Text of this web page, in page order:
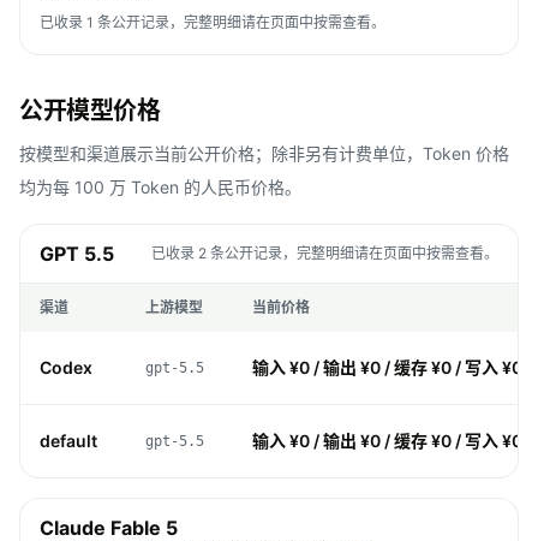
已收录 1 条公开记录，完整明细请在页面中按需查看。
公开模型价格
按模型和渠道展示当前公开价格；除非另有计费单位，Token 价格
均为每 100 万 Token 的人民币价格。
GPT 5.5 已收录 2 条公开记录，完整明细请在页面中按需查看。
渠道 上游模型 当前价格
Codex gpt-5.5 输入 ¥0 / 输出 ¥0 / 缓存 ¥0 / 写入 ¥0
default gpt-5.5 输入 ¥0 / 输出 ¥0 / 缓存 ¥0 / 写入 ¥0
Claude Fable 5